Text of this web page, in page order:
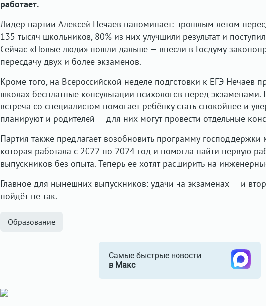
работает.
Лидер партии Алексей Нечаев напоминает: прошлым летом
135 тысяч школьников, 80% из них улучшили результат и
Сейчас «Новые люди» пошли дальше — внесли в Госдуму
пересдачу двух и более экзаменов.
Кроме того, на Всероссийской неделе подготовки к ЕГЭ Нечаев
школах бесплатные консультации психологов перед экзаменами.
встреча со специалистом помогает ребёнку стать спокойнее и
планируют и родителей — для них могут провести отдельные
Партия также предлагает возобновить программу господдержки
которая работала с 2022 по 2024 год и помогла найти первую
выпускников без опыта. Теперь её хотят расширить на
Главное для нынешних выпускников: удачи на экзаменах — и
пойдёт не так.
Образование
Самые быстрые новости
в Макс